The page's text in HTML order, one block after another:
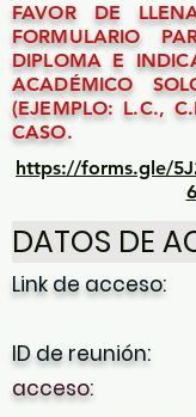
FAVOR DE
FORMULARIO
DIPLOMA E
ACADÉMICO
(EJEMPLO: L.C.,
CASO.
https://forms.gle/
6
DATOS DE
Link de acceso:
ID de
acceso: